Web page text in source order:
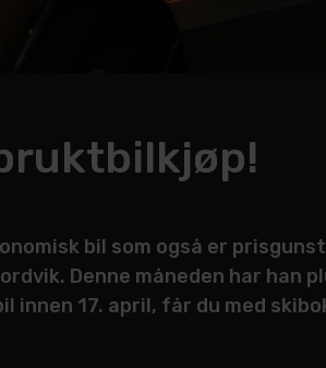
bil som også er
Denne måneden har
innen 17. april, får du med